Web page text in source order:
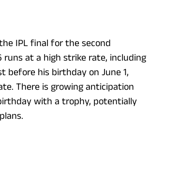
IPL final for the second
at a high strike rate, including
before his birthday on June 1,
There is growing anticipation
with a trophy, potentially